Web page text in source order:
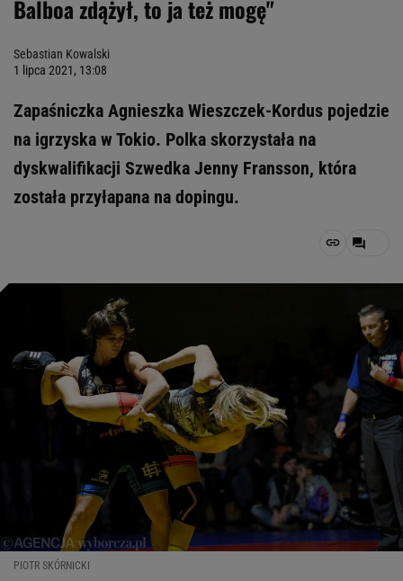
Balboa zdążył, to ja też mogę"
Sebastian Kowalski
1 lipca 2021, 13:08
Zapaśniczka Agnieszka Wieszczek-Kordus pojedzie
na igrzyska w Tokio. Polka skorzystała na
dyskwalifikacji Szwedka Jenny Fransson, która
została przyłapana na dopingu.
PIOTR SKÓRNICKI